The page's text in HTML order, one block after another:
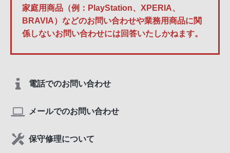
家庭用商品（例：PlayStation、XPERIA、
BRAVIA）などのお問い合わせや業務用商品に関
係しないお問い合わせには回答いたしかねます。
電話でのお問い合わせ
メールでのお問い合わせ
保守修理について